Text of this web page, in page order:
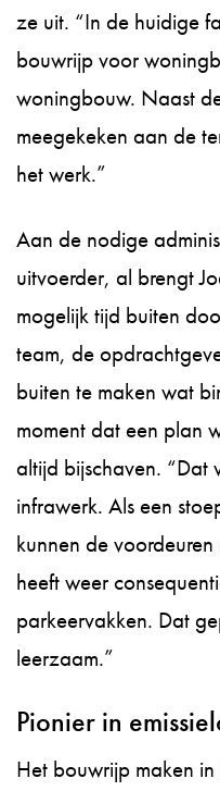
ze uit. “In de huidige
bouwrijp voor
woningbouw. Naast
meegekeken aan de
het werk.”
Aan de nodige
uitvoerder, al brengt
mogelijk tijd buiten
team, de
buiten te maken wat
moment dat een plan
altijd bijschaven. “Dat
infrawerk. Als een
kunnen de
heeft weer
parkeervakken. Dat
leerzaam.”
Pionier in
Het bouwrijp maken